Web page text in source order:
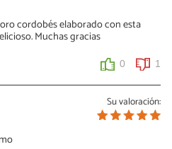
cordobés elaborado con esta
Muchas gracias
0 1
Su valoración: